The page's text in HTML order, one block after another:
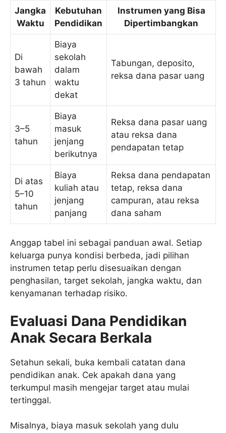
Jangka
Waktu
Kebutuhan
Pendidikan
Instrumen yang Bisa
Dipertimbangkan
Di
bawah
3 tahun
Biaya
sekolah
dalam
waktu
dekat
Tabungan, deposito,
reksa dana pasar uang
3–5
tahun
Biaya
masuk
jenjang
berikutnya
Reksa dana pasar uang
atau reksa dana
pendapatan tetap
Di atas
5–10
tahun
Biaya
kuliah atau
jenjang
panjang
Reksa dana pendapatan
tetap, reksa dana
campuran, atau reksa
dana saham
Anggap tabel ini sebagai panduan awal. Setiap
keluarga punya kondisi berbeda, jadi pilihan
instrumen tetap perlu disesuaikan dengan
penghasilan, target sekolah, jangka waktu, dan
kenyamanan terhadap risiko.
Evaluasi Dana Pendidikan
Anak Secara Berkala
Setahun sekali, buka kembali catatan dana
pendidikan anak. Cek apakah dana yang
terkumpul masih mengejar target atau mulai
tertinggal.
Misalnya, biaya masuk sekolah yang dulu